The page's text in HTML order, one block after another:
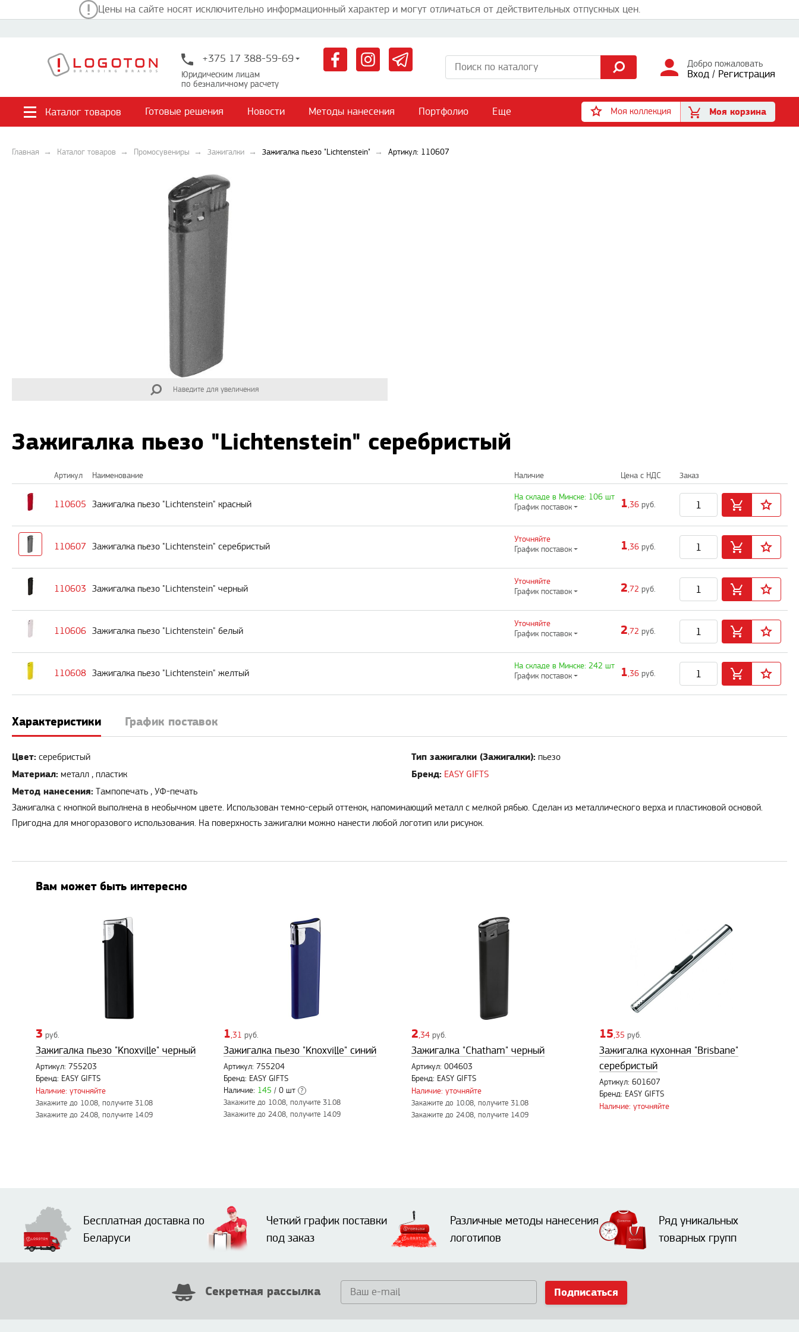
Цены на сайте носят исключительно информационный характер и могут отличаться от действительных отпускных цен.
+375 17 388-59-69
Юридическим лицам
по безналичному расчету
Добро пожаловать
Вход / Регистрация
Каталог товаров Готовые решения Новости Методы нанесения Портфолио Еще Моя коллекция Моя корзина
Главная Каталог товаров Промосувениры Зажигалки Зажигалка пьезо "Lichtenstein" Артикул: 110607
Наведите для увеличения
Зажигалка пьезо "Lichtenstein" серебристый
Артикул Наименование Наличие Цена с НДС Заказ
110605 Зажигалка пьезо "Lichtenstein" красный
На складе в Минске: 106 шт
График поставок
1,36 руб.
110607 Зажигалка пьезо "Lichtenstein" серебристый
Уточняйте
График поставок
1,36 руб.
110603 Зажигалка пьезо "Lichtenstein" черный
Уточняйте
График поставок
2,72 руб.
110606 Зажигалка пьезо "Lichtenstein" белый
Уточняйте
График поставок
2,72 руб.
110608 Зажигалка пьезо "Lichtenstein" желтый
На складе в Минске: 242 шт
График поставок
1,36 руб.
Характеристики График поставок
Цвет: серебристый
Материал: металл , пластик
Метод нанесения: Тампопечать , УФ-печать
Тип зажигалки (Зажигалки): пьезо
Бренд: EASY GIFTS
Зажигалка с кнопкой выполнена в необычном цвете. Использован темно-серый оттенок, напоминающий металл с мелкой рябью. Сделан из металлического верха и пластиковой основой.
Пригодна для многоразового использования. На поверхность зажигалки можно нанести любой логотип или рисунок.
Вам может быть интересно
3 руб.
Зажигалка пьезо "Knoxville" черный
Артикул: 755203
Бренд: EASY GIFTS
Наличие: уточняйте
Закажите до 10.08, получите 31.08
Закажите до 24.08, получите 14.09
1,31 руб.
Зажигалка пьезо "Knoxville" синий
Артикул: 755204
Бренд: EASY GIFTS
Наличие: 145 / 0 шт ?
Закажите до 10.08, получите 31.08
Закажите до 24.08, получите 14.09
2,34 руб.
Зажигалка "Chatham" черный
Артикул: 004603
Бренд: EASY GIFTS
Наличие: уточняйте
Закажите до 10.08, получите 31.08
Закажите до 24.08, получите 14.09
15,35 руб.
Зажигалка кухонная "Brisbane"
серебристый
Артикул: 601607
Бренд: EASY GIFTS
Наличие: уточняйте
Бесплатная доставка по
Беларуси
Четкий график поставки
под заказ
Различные методы нанесения
логотипов
Ряд уникальных
товарных групп
Секретная рассылка Подписаться